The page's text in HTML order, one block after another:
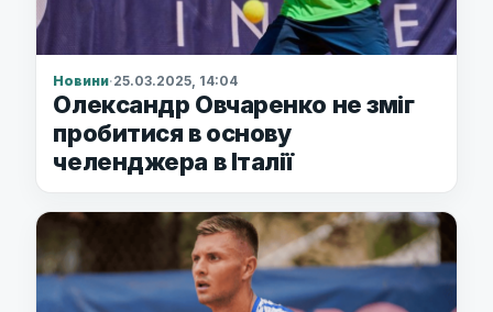
Новини·25.03.2025, 14:04
Олександр Овчаренко не зміг
пробитися в основу
челенджера в Італії